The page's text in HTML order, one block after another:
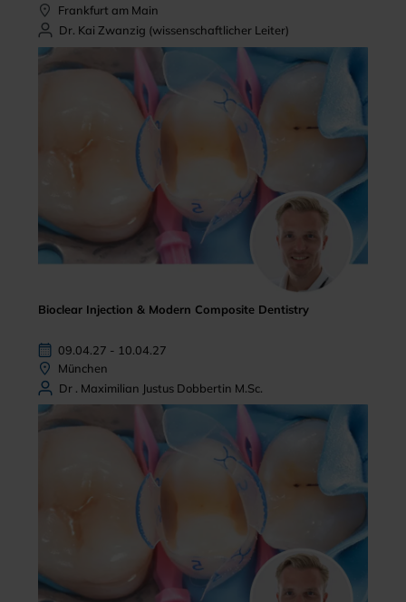
Frankfurt am Main
Dr. Kai Zwanzig (wissenschaftlicher Leiter)
Bioclear Injection & Modern Composite Dentistry
09.04.27 - 10.04.27
München
Dr . Maximilian Justus Dobbertin M.Sc.